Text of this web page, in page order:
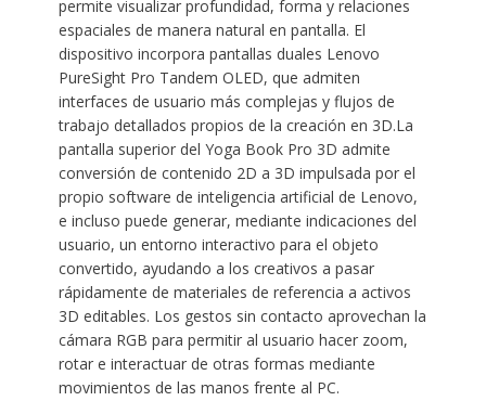
permite visualizar profundidad, forma y relaciones
espaciales de manera natural en pantalla. El
dispositivo incorpora pantallas duales Lenovo
PureSight Pro Tandem OLED, que admiten
interfaces de usuario más complejas y flujos de
trabajo detallados propios de la creación en 3D.La
pantalla superior del Yoga Book Pro 3D admite
conversión de contenido 2D a 3D impulsada por el
propio software de inteligencia artificial de Lenovo,
e incluso puede generar, mediante indicaciones del
usuario, un entorno interactivo para el objeto
convertido, ayudando a los creativos a pasar
rápidamente de materiales de referencia a activos
3D editables. Los gestos sin contacto aprovechan la
cámara RGB para permitir al usuario hacer zoom,
rotar e interactuar de otras formas mediante
movimientos de las manos frente al PC.